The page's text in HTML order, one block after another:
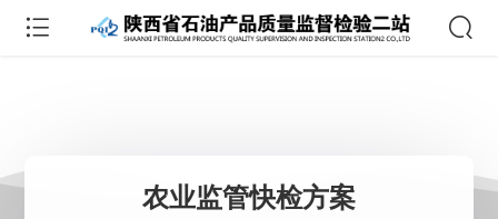
农业监管快检方案